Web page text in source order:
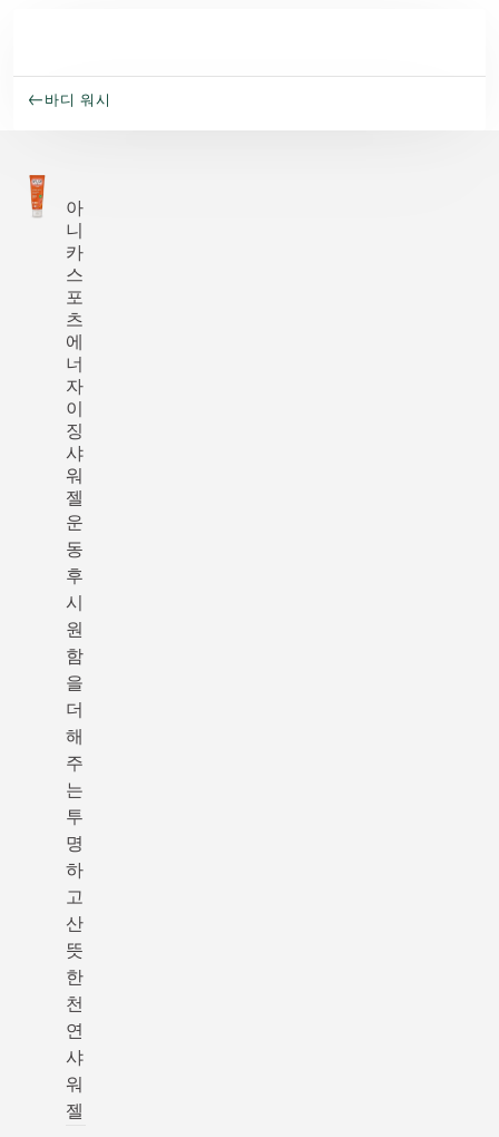
바디 워시
아
니
카
스
포
츠
에
너
자
이
징
샤
워
젤
운
동
후
시
원
함
을
더
해
주
는
투
명
하
고
산
뜻
한
천
연
샤
워
젤